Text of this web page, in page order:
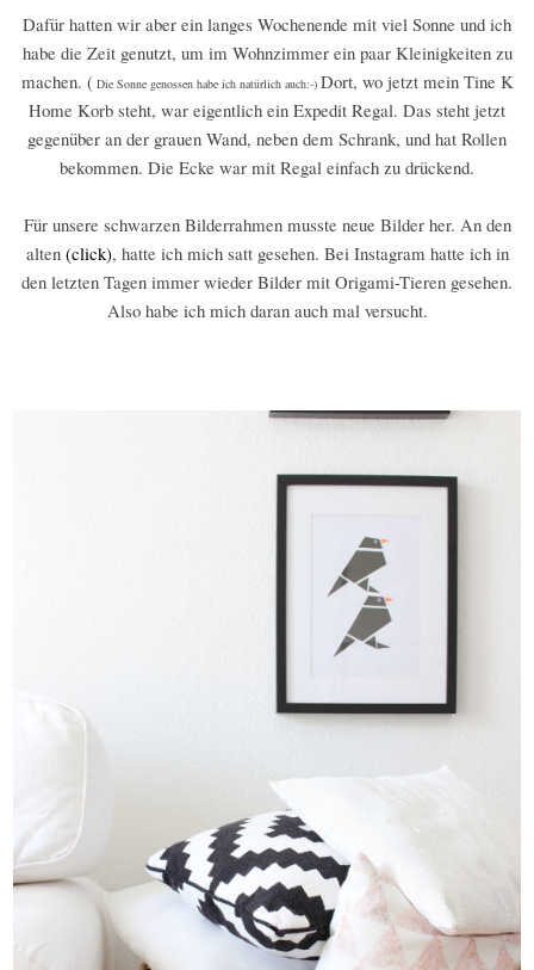
Dafür hatten wir aber ein langes Wochenende mit viel Sonne und ich
habe die Zeit genutzt, um im Wohnzimmer ein paar Kleinigkeiten zu
machen. ( Die Sonne genossen habe ich natürlich auch:-) Dort, wo jetzt mein Tine K
Home Korb steht, war eigentlich ein Expedit Regal. Das steht jetzt
gegenüber an der grauen Wand, neben dem Schrank, und hat Rollen
bekommen. Die Ecke war mit Regal einfach zu drückend.
Für unsere schwarzen Bilderrahmen musste neue Bilder her. An den
alten (click), hatte ich mich satt gesehen. Bei Instagram hatte ich in
den letzten Tagen immer wieder Bilder mit Origami-Tieren gesehen.
Also habe ich mich daran auch mal versucht.